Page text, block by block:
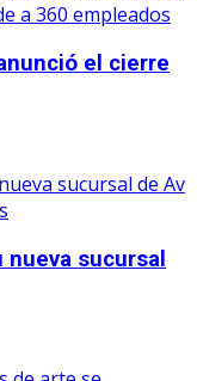
el cierre
nueva sucursal